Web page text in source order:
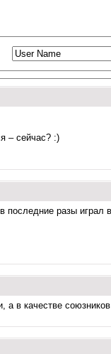
– сейчас? :)
разы
в качестве союзников